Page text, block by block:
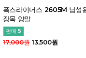
폭스라이더스 2605M 남성
장목 양말
판매 5
17,000원13,500원